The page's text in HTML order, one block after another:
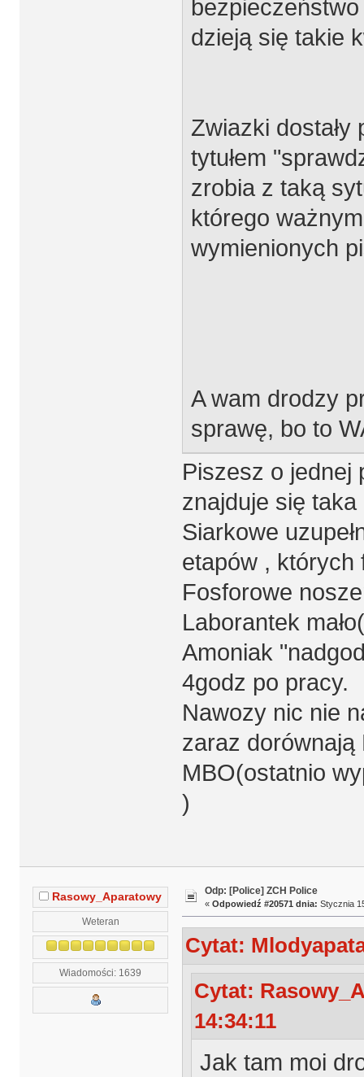
dzieją się takie
Zwiazki
tytułem
zrobia z taką
którego
wymienionych
A wam drodzy
sprawę, bo to
Piszesz o jednej
znajduje się taka
Siarkowe
etapów , których
Fosforowe
Laborantek
Amoniak
4godz po pracy.
Nawozy nic nie
zaraz dorównają
MBO(ostatnio
)
Rasowy_Aparatowy
Weteran
Wiadomości: 1639
Odp: [Police] ZCH Police
« Odpowiedź #20571 dnia: Stycznia
Cytat:
Cytat:
14:34:11
Jak tam moi